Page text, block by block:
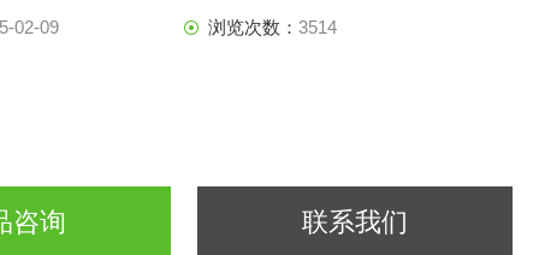
02-09 浏览次数： 3514
咨询 联系我们